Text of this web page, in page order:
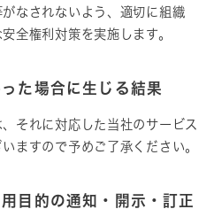
なされないよう、適切に組織
全権利対策を実施します。
た場合に生じる結果
それに対応した当社のサービス
ますので予めご了承ください。
目的の通知・開示・訂正